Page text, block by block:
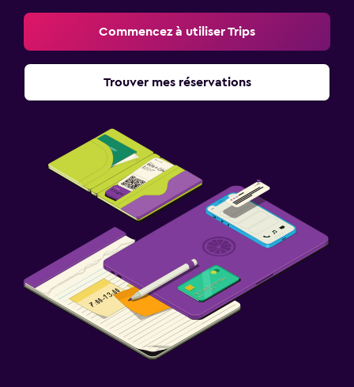
Commencez à utiliser Trips
Trouver mes réservations